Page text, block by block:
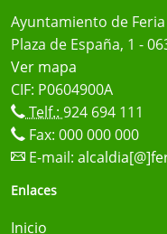
Ayuntamiento de Feria
Plaza de España, 1 -
Ver mapa
CIF: P0604900A
Telf.: 924 694 111
Fax: 000 000 000
E-mail:
Enlaces
Inicio